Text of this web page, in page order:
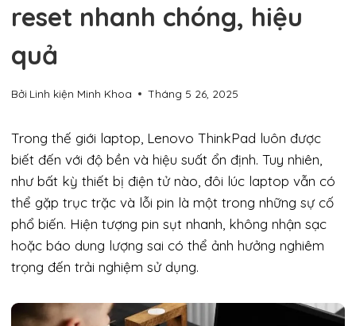
reset nhanh chóng, hiệu
quả
Bởi Linh kiện Minh Khoa Tháng 5 26, 2025
Trong thế giới laptop, Lenovo ThinkPad luôn được
biết đến với độ bền và hiệu suất ổn định. Tuy nhiên,
như bất kỳ thiết bị điện tử nào, đôi lúc laptop vẫn có
thể gặp trục trặc và lỗi pin là một trong những sự cố
phổ biến. Hiện tượng pin sụt nhanh, không nhận sạc
hoặc báo dung lượng sai có thể ảnh hưởng nghiêm
trọng đến trải nghiệm sử dụng.